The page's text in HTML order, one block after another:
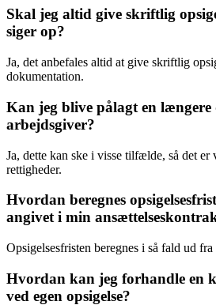
Skal jeg altid give skriftlig
siger op?
Ja, det anbefales altid at give skriftlig
dokumentation.
Kan jeg blive pålagt en længere
arbejdsgiver?
Ja, dette kan ske i visse tilfælde, så det er
rettigheder.
Hvordan beregnes
angivet i min
Opsigelsesfristen beregnes i så fald ud
Hvordan kan jeg forhandle en
ved egen opsigelse?